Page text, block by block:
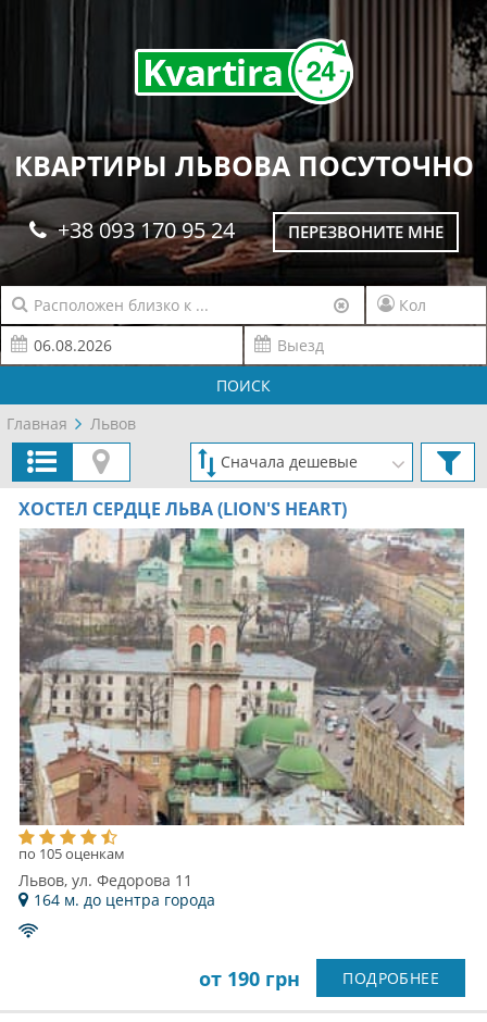
КВАРТИРЫ ЛЬВОВА ПОСУТОЧНО
+38 093 170 95 24 ПЕРЕЗВОНИТЕ МНЕ
ПОИСК
Главная
Львов
ХОСТЕЛ СЕРДЦЕ ЛЬВА (LION'S HEART)
по 105 оценкам
Львов, ул. Федорова 11
164 м. до центра города
от 190 грн ПОДРОБНЕЕ